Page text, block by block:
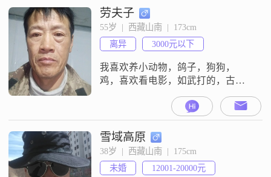
劳夫子
55岁  |  西藏山南  |  173cm
离异
3000元以下
我喜欢养小动物，鸽子，狗狗，
鸡，喜欢看电影，如武打的，古装
雪域高原
38岁  |  西藏山南  |  175cm
未婚
12001-20000元